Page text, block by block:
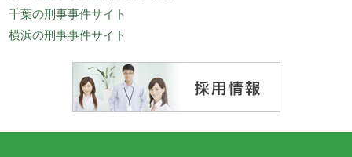
千葉の刑事事件サイト
横浜の刑事事件サイト